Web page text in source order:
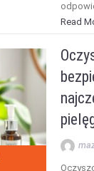
Read